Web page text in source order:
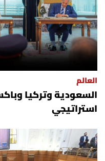
العالم
السعودية وتركيا
استراتيجي